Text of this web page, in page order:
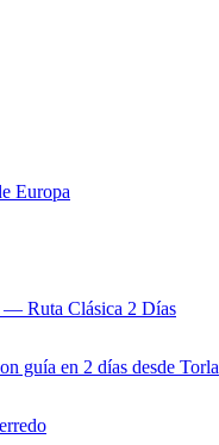
Europa
— Ruta Clásica 2 Días
guía en 2 días desde Torla